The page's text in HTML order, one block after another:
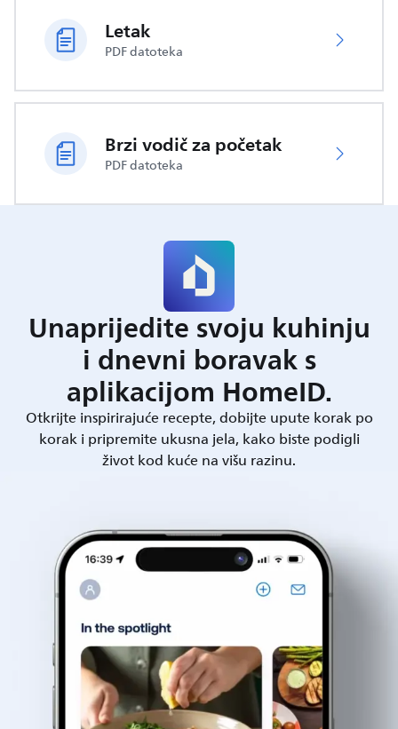
Letak
PDF datoteka
Brzi vodič za početak
PDF datoteka
Unaprijedite svoju kuhinju
i dnevni boravak s
aplikacijom HomeID.
Otkrijte inspirirajuće recepte, dobijte upute korak po
korak i pripremite ukusna jela, kako biste podigli
život kod kuće na višu razinu.